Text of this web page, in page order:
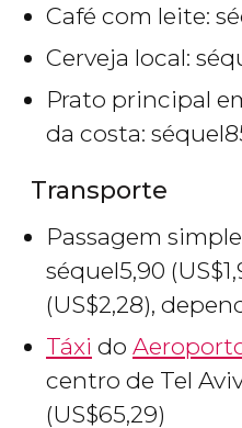
Café com leite:
Cerveja local:
Prato principal
da costa: séquel
Transporte
Passagem
séquel5,90 (US$
(US$2,28),
Táxi do
centro de Tel
(US$65,29)